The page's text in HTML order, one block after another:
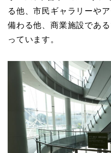
る他、市民ギャラリーや
備わる他、商業施設であ
っています。